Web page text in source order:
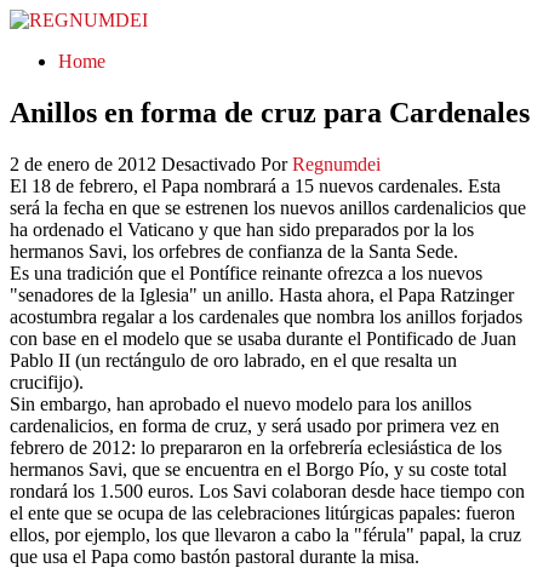
REGNUMDEI
Home
Anillos en forma de cruz para Cardenales
2 de enero de 2012 Desactivado Por Regnumdei
El 18 de febrero, el Papa nombrará a 15 nuevos cardenales. Esta
será la fecha en que se estrenen los nuevos anillos cardenalicios que
ha ordenado el Vaticano y que han sido preparados por la los
hermanos Savi, los orfebres de confianza de la Santa Sede.
Es una tradición que el Pontífice reinante ofrezca a los nuevos
"senadores de la Iglesia" un anillo. Hasta ahora, el Papa Ratzinger
acostumbra regalar a los cardenales que nombra los anillos forjados
con base en el modelo que se usaba durante el Pontificado de Juan
Pablo II (un rectángulo de oro labrado, en el que resalta un
crucifijo).
Sin embargo, han aprobado el nuevo modelo para los anillos
cardenalicios, en forma de cruz, y será usado por primera vez en
febrero de 2012: lo prepararon en la orfebrería eclesiástica de los
hermanos Savi, que se encuentra en el Borgo Pío, y su coste total
rondará los 1.500 euros. Los Savi colaboran desde hace tiempo con
el ente que se ocupa de las celebraciones litúrgicas papales: fueron
ellos, por ejemplo, los que llevaron a cabo la "férula" papal, la cruz
que usa el Papa como bastón pastoral durante la misa.